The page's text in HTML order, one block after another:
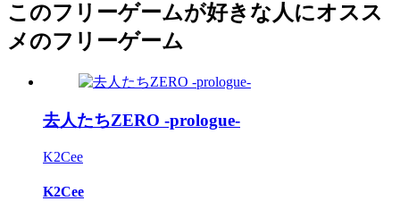
このフリーゲームが好きな人にオスス
メのフリーゲーム
去人たちZERO -prologue-
K2Cee
K2Cee